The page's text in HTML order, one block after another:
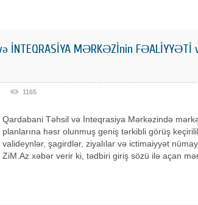
İNTEQRASİYA MƏRKƏZİnin FƏALİYYƏTİ
1165
Qardabani Təhsil və İnteqrasiya Mərkəzində
planlarına həsr olunmuş geniş tərkibli görüş
valideynlər, şagirdlər, ziyalılar və ictimaiyyət
ZiM.Az xəbər verir ki, tədbiri giriş sözü ilə açan